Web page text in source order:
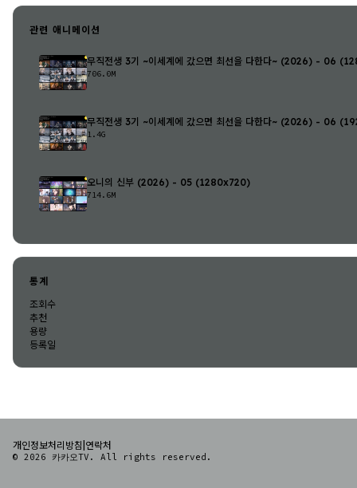
관련 애니메이션
무직전생 3기 ~이세계에 갔으면 최선을 다한다~ (2026) - 06
706.0M
무직전생 3기 ~이세계에 갔으면 최선을 다한다~ (2026) - 06
1.4G
오니의 신부 (2026) - 05 (1280x720)
714.6M
통계
조회수
추천
용량
등록일
개인정보처리방침 연락처
© 2026 카카오TV. All rights reserved.